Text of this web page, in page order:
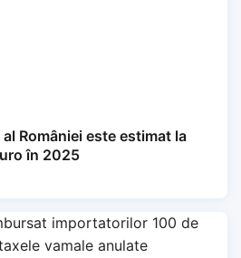
României este estimat la
în 2025